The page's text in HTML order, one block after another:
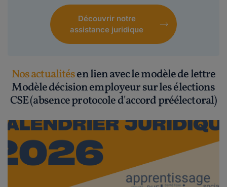
Découvrir notre
assistance juridique
Nos actualitésen lien avec le modèle de lettre
Modèle décision employeur sur les élections
CSE (absence protocole d'accord préélectoral)